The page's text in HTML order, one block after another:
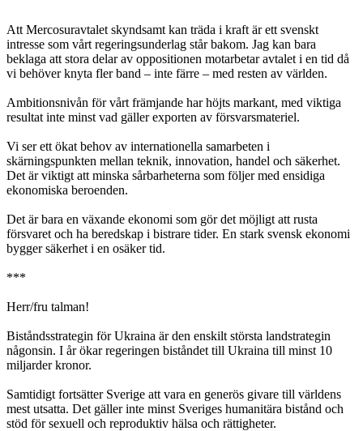
Att Mercosuravtalet skyndsamt kan träda i kraft är ett svenskt
intresse som vårt regeringsunderlag står bakom. Jag kan bara
beklaga att stora delar av oppositionen motarbetar avtalet i en tid då
vi behöver knyta fler band – inte färre – med resten av världen.
Ambitionsnivån för vårt främjande har höjts markant, med viktiga
resultat inte minst vad gäller exporten av försvarsmateriel.
Vi ser ett ökat behov av internationella samarbeten i
skärningspunkten mellan teknik, innovation, handel och säkerhet.
Det är viktigt att minska sårbarheterna som följer med ensidiga
ekonomiska beroenden.
Det är bara en växande ekonomi som gör det möjligt att rusta
försvaret och ha beredskap i bistrare tider. En stark svensk ekonomi
bygger säkerhet i en osäker tid.
***
Herr/fru talman!
Biståndsstrategin för Ukraina är den enskilt största landstrategin
någonsin. I år ökar regeringen biståndet till Ukraina till minst 10
miljarder kronor.
Samtidigt fortsätter Sverige att vara en generös givare till världens
mest utsatta. Det gäller inte minst Sveriges humanitära bistånd och
stöd för sexuell och reproduktiv hälsa och rättigheter.